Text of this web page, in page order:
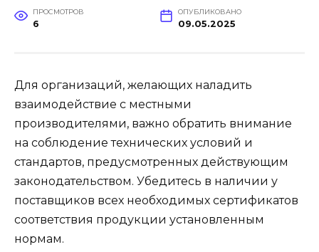
ПРОСМОТРОВ
6
ОПУБЛИКОВАНО
09.05.2025
Для организаций, желающих наладить
взаимодействие с местными
производителями, важно обратить внимание
на соблюдение технических условий и
стандартов, предусмотренных действующим
законодательством. Убедитесь в наличии у
поставщиков всех необходимых сертификатов
соответствия продукции установленным
нормам.